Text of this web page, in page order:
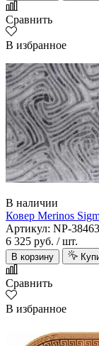
Сравнить
В избранное
В наличии
Ковер Merinos
Артикул: NP-38463
6 325 руб. / шт.
В корзину
Сравнить
В избранное